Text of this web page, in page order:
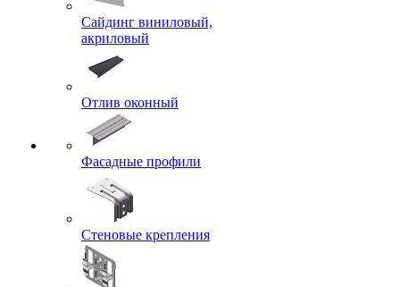
Сайдинг виниловый,
акриловый
Отлив оконный
Фасадные профили
Стеновые крепления